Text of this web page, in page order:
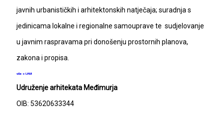
javnih urbanističkih i arhitektonskih natječaja; suradnja s
jedinicama lokalne i regionalne samouprave te sudjelovanje
u javnim raspravama pri donošenju prostornih planova,
zakona i propisa.
više o UAM
Udruženje arhitekata Međimurja
OIB: 53620633344